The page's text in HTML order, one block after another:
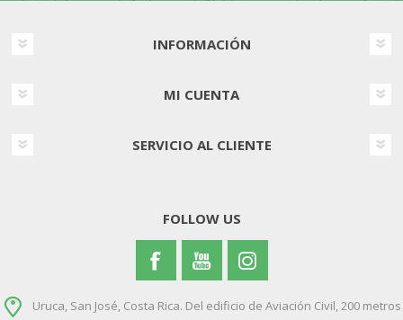
INFORMACIÓN
MI CUENTA
SERVICIO AL CLIENTE
FOLLOW US
Uruca, San José, Costa Rica. Del edificio de Aviación Civil, 200 metros